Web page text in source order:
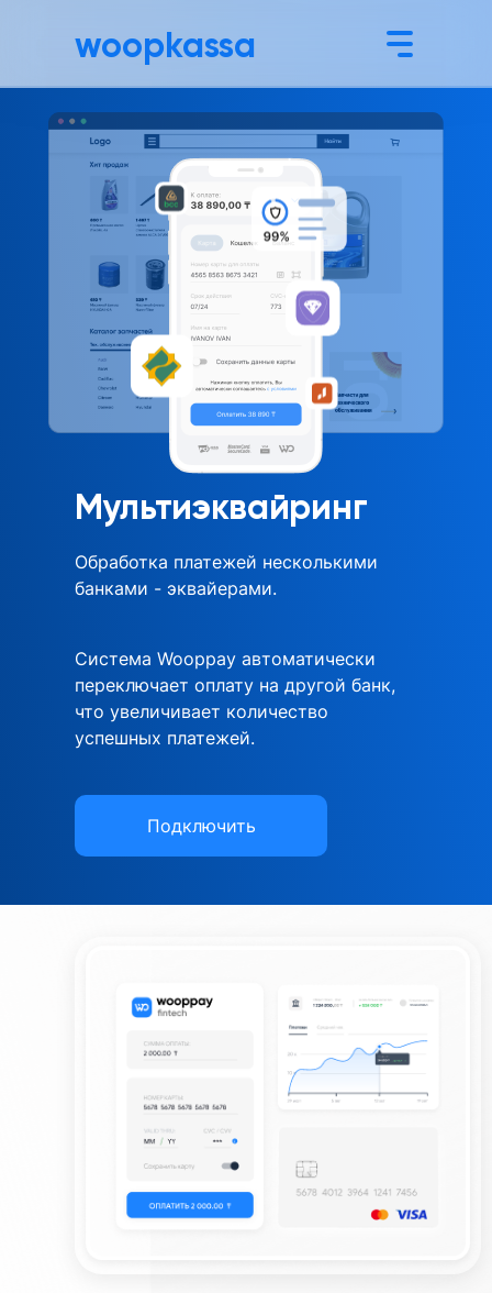
woopkassa
Мультиэквайринг
Обработка платежей несколькими
банками - эквайерами.
Система Wooppay автоматически
переключает оплату на другой банк,
что увеличивает количество
успешных платежей.
Подключить